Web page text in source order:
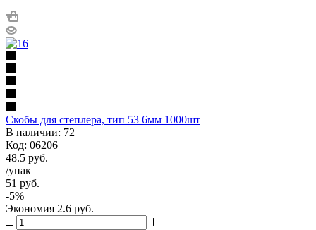
Скобы для степлера, тип 53 6мм 1000шт
В наличии: 72
Код: 06206
48.5 руб.
/упак
51 руб.
-5%
Экономия 2.6 руб.